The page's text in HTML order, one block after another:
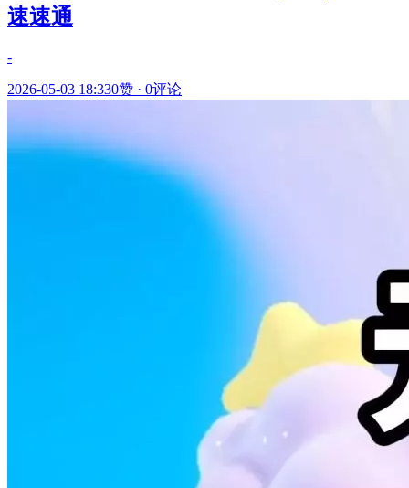
速速通
-
2026-05-03 18:330赞 · 0评论